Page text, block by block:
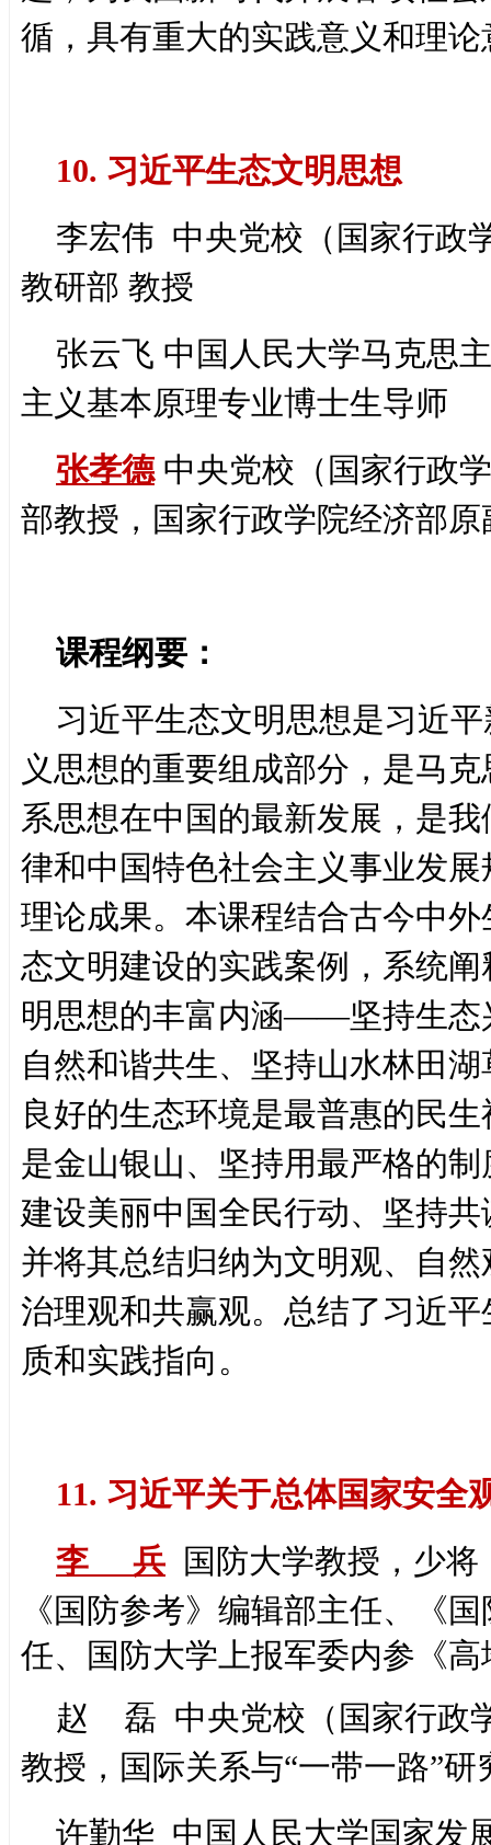
循，具有重大的实践意义和理论
10. 习近平生态文明思想
李宏伟 中央党校（国家行政
教研部 教授
张云飞 中国人民大学马克思
主义基本原理专业博士生导师
张孝德中央党校（国家行政
部教授，国家行政学院经济部原
课程纲要：
习近平生态文明思想是习近
义思想的重要组成部分，是马
系思想在中国的最新发展，是
律和中国特色社会主义事业发
理论成果。本课程结合古今中
态文明建设的实践案例，系统
明思想的丰富内涵——坚持生态
自然和谐共生、坚持山水林田
良好的生态环境是最普惠的民
是金山银山、坚持用最严格的
建设美丽中国全民行动、坚持
并将其总结归纳为文明观、自
治理观和共赢观。总结了习近
质和实践指向。
11. 习近平关于总体国家安全
李 兵
国防大学教授，少
《国防参考》编辑部主任、《
任、国防大学上报军委内参《高
赵 磊 中央党校（国家行政
教授，国际关系与“一带一路”研
许勤华 中国人民大学国家发